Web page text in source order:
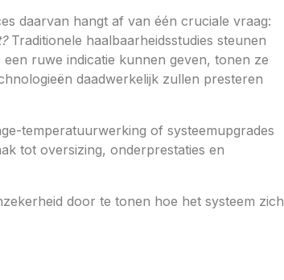
daarvan hangt af van één cruciale vraag:
Traditionele haalbaarheidsstudies steunen
ruwe indicatie kunnen geven, tonen ze
daadwerkelijk zullen presteren
temperatuurwerking of systeemupgrades
tot oversizing, onderprestaties en
door te tonen hoe het systeem zich